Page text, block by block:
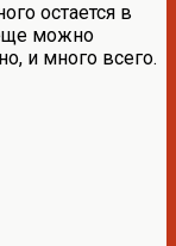
остается в
можно
и много всего.